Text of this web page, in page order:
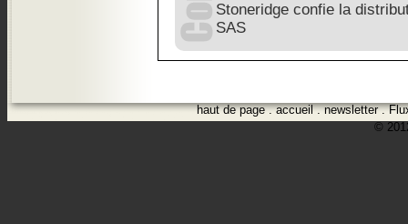
Stoneridge confie la
SAS
haut de page.accueil.newsletter.
©